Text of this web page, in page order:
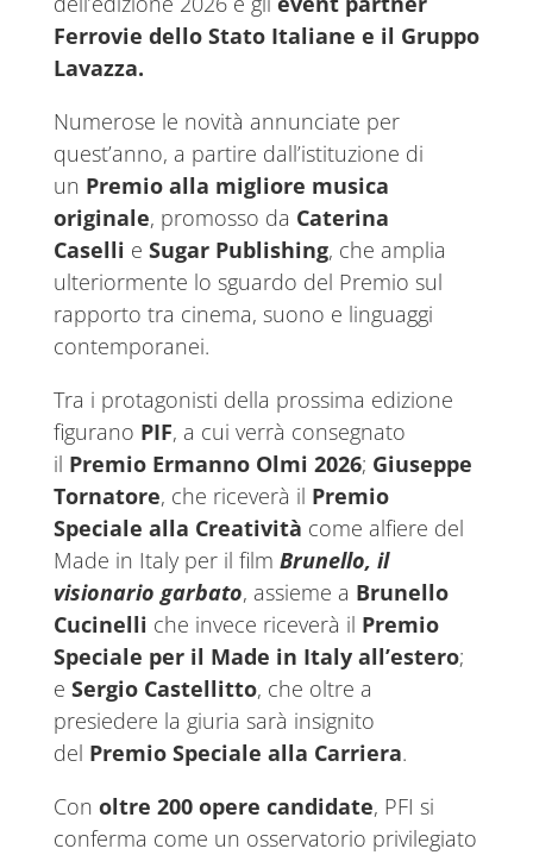
Ferrovie dello Stato Italiane e il Gruppo
Lavazza.
Numerose le novità annunciate per
quest’anno, a partire dall’istituzione di
un Premio alla migliore musica
originale, promosso da Caterina
Caselli e Sugar Publishing, che amplia
ulteriormente lo sguardo del Premio sul
rapporto tra cinema, suono e linguaggi
contemporanei.
Tra i protagonisti della prossima edizione
figurano PIF, a cui verrà consegnato
il Premio Ermanno Olmi 2026; Giuseppe
Tornatore, che riceverà il Premio
Speciale alla Creatività come alfiere del
Made in Italy per il film Brunello, il
visionario garbato, assieme a Brunello
Cucinelli che invece riceverà il Premio
Speciale per il Made in Italy all’estero;
e Sergio Castellitto, che oltre a
presiedere la giuria sarà insignito
del Premio Speciale alla Carriera.
Con oltre 200 opere candidate, PFI si
conferma come un osservatorio privilegiato